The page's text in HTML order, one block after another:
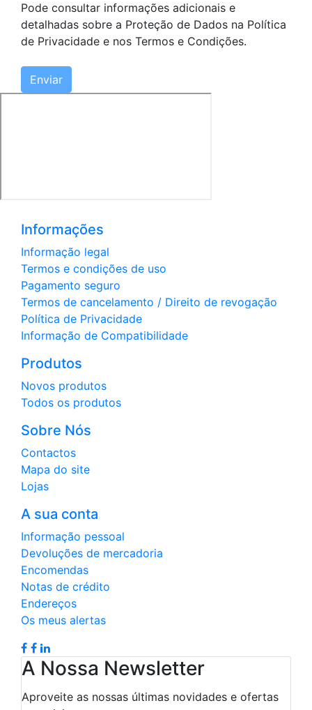
Pode consultar informações adicionais e
detalhadas sobre a Proteção de Dados na Política
de Privacidade e nos Termos e Condições.
Informações
Informação legal
Termos e condições de uso
Pagamento seguro
Termos de cancelamento / Direito de revogação
Política de Privacidade
Informação de Compatibilidade
Produtos
Novos produtos
Todos os produtos
Sobre Nós
Contactos
Mapa do site
Lojas
A sua conta
Informação pessoal
Devoluções de mercadoria
Encomendas
Notas de crédito
Endereços
Os meus alertas
A Nossa Newsletter
Aproveite as nossas últimas novidades e ofertas